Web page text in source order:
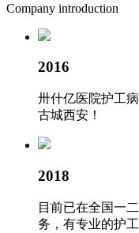
Company introduction
2016
卅什亿医院护工
古城西安！
2018
目前已在全国一
务，有专业的护